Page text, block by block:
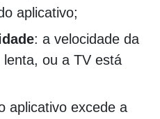
aplicativo;
: a velocidade da
ou a TV está
aplicativo excede a